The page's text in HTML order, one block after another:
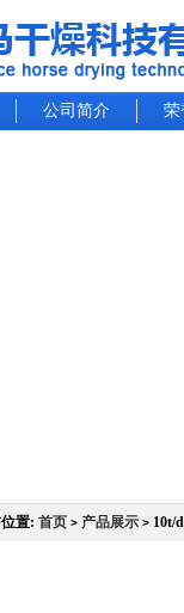
公司简介 荣
置: 首页 > 产品展示 > 10t/